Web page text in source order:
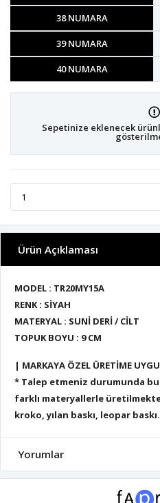
38 NUMARA
39 NUMARA
40 NUMARA
Sepetinize eklenecek
Ürün Açıklaması
MODEL : TR20MY15A
RENK : SİYAH
MATERYAL : SUNİ DERİ / CİLT
TOPUK BOYU : 9 CM
| MARKAYA ÖZEL ÜRETİME
* Talep etmeniz durumunda
farklı materyallerle
kroko, yılan baskı, leopar
Yorumlar